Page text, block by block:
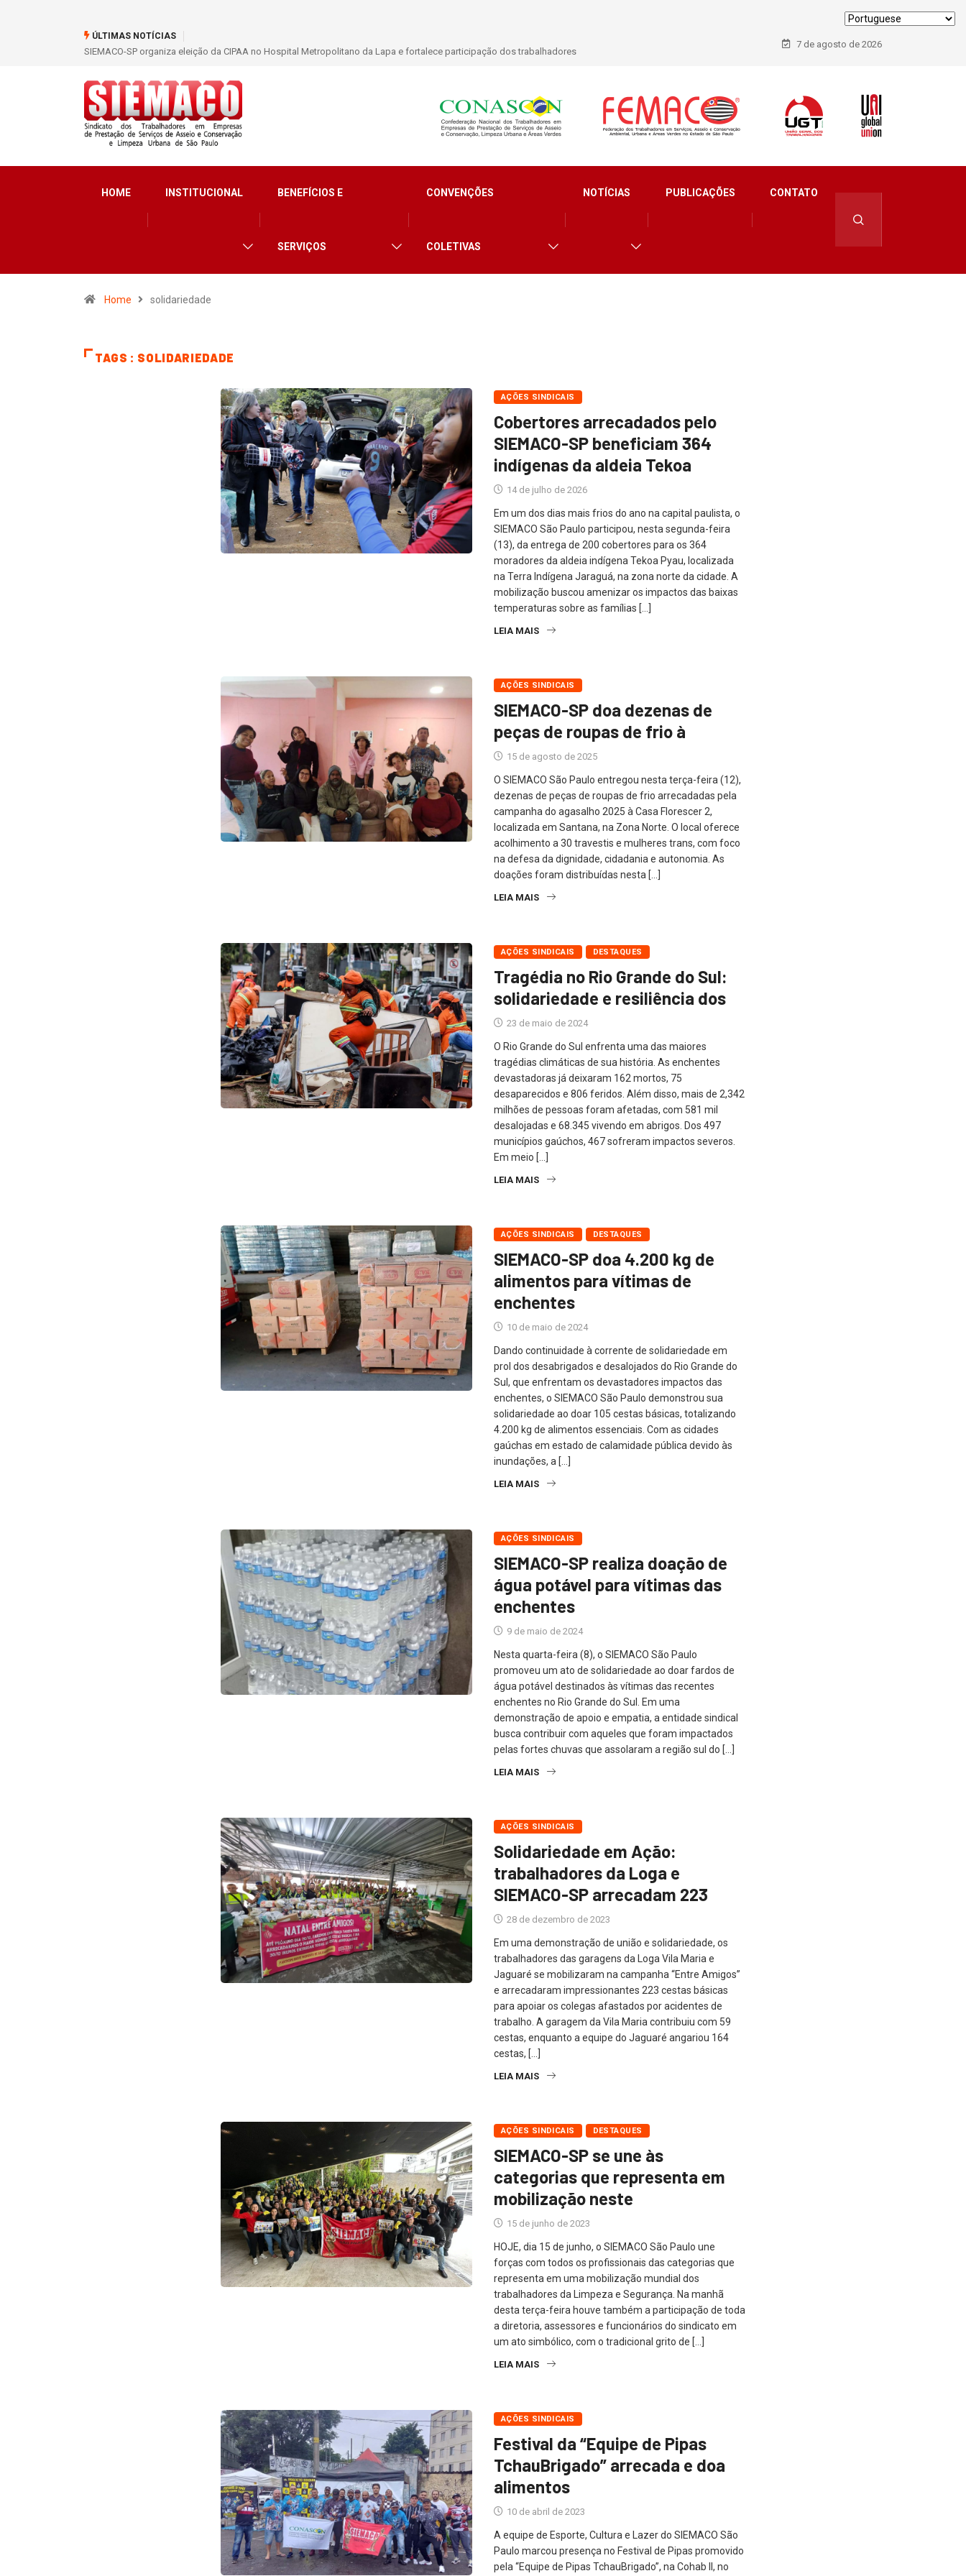
ÚLTIMAS NOTÍCIAS
SIEMACO São Paulo garante mais de 400 benefícios natalidade para trabalhadores do Asseio em 2026
7 de agosto de 2026
HOME INSTITUCIONAL BENEFÍCIOS E
SERVIÇOS
CONVENÇÕES
COLETIVAS
NOTÍCIAS PUBLICAÇÕES CONTATO
Home solidariedade
TAGS : SOLIDARIEDADE
AÇÕES SINDICAIS
Cobertores arrecadados pelo
SIEMACO-SP beneficiam 364
indígenas da aldeia Tekoa
14 de julho de 2026
Em um dos dias mais frios do ano na capital paulista, o
SIEMACO São Paulo participou, nesta segunda-feira
(13), da entrega de 200 cobertores para os 364
moradores da aldeia indígena Tekoa Pyau, localizada
na Terra Indígena Jaraguá, na zona norte da cidade. A
mobilização buscou amenizar os impactos das baixas
temperaturas sobre as famílias […]
LEIA MAIS
AÇÕES SINDICAIS
SIEMACO-SP doa dezenas de
peças de roupas de frio à
15 de agosto de 2025
O SIEMACO São Paulo entregou nesta terça-feira (12),
dezenas de peças de roupas de frio arrecadadas pela
campanha do agasalho 2025 à Casa Florescer 2,
localizada em Santana, na Zona Norte. O local oferece
acolhimento a 30 travestis e mulheres trans, com foco
na defesa da dignidade, cidadania e autonomia. As
doações foram distribuídas nesta […]
LEIA MAIS
AÇÕES SINDICAIS DESTAQUES
Tragédia no Rio Grande do Sul:
solidariedade e resiliência dos
23 de maio de 2024
O Rio Grande do Sul enfrenta uma das maiores
tragédias climáticas de sua história. As enchentes
devastadoras já deixaram 162 mortos, 75
desaparecidos e 806 feridos. Além disso, mais de 2,342
milhões de pessoas foram afetadas, com 581 mil
desalojadas e 68.345 vivendo em abrigos. Dos 497
municípios gaúchos, 467 sofreram impactos severos.
Em meio […]
LEIA MAIS
AÇÕES SINDICAIS DESTAQUES
SIEMACO-SP doa 4.200 kg de
alimentos para vítimas de
enchentes
10 de maio de 2024
Dando continuidade à corrente de solidariedade em
prol dos desabrigados e desalojados do Rio Grande do
Sul, que enfrentam os devastadores impactos das
enchentes, o SIEMACO São Paulo demonstrou sua
solidariedade ao doar 105 cestas básicas, totalizando
4.200 kg de alimentos essenciais. Com as cidades
gaúchas em estado de calamidade pública devido às
inundações, a […]
LEIA MAIS
AÇÕES SINDICAIS
SIEMACO-SP realiza doação de
água potável para vítimas das
enchentes
9 de maio de 2024
Nesta quarta-feira (8), o SIEMACO São Paulo
promoveu um ato de solidariedade ao doar fardos de
água potável destinados às vítimas das recentes
enchentes no Rio Grande do Sul. Em uma
demonstração de apoio e empatia, a entidade sindical
busca contribuir com aqueles que foram impactados
pelas fortes chuvas que assolaram a região sul do […]
LEIA MAIS
AÇÕES SINDICAIS
Solidariedade em Ação:
trabalhadores da Loga e
SIEMACO-SP arrecadam 223
28 de dezembro de 2023
Em uma demonstração de união e solidariedade, os
trabalhadores das garagens da Loga Vila Maria e
Jaguaré se mobilizaram na campanha “Entre Amigos”
e arrecadaram impressionantes 223 cestas básicas
para apoiar os colegas afastados por acidentes de
trabalho. A garagem da Vila Maria contribuiu com 59
cestas, enquanto a equipe do Jaguaré angariou 164
cestas, […]
LEIA MAIS
AÇÕES SINDICAIS DESTAQUES
SIEMACO-SP se une às
categorias que representa em
mobilização neste
15 de junho de 2023
HOJE, dia 15 de junho, o SIEMACO São Paulo une
forças com todos os profissionais das categorias que
representa em uma mobilização mundial dos
trabalhadores da Limpeza e Segurança. Na manhã
desta terça-feira houve também a participação de toda
a diretoria, assessores e funcionários do sindicato em
um ato simbólico, com o tradicional grito de […]
LEIA MAIS
AÇÕES SINDICAIS
Festival da “Equipe de Pipas
TchauBrigado” arrecada e doa
alimentos
10 de abril de 2023
A equipe de Esporte, Cultura e Lazer do SIEMACO São
Paulo marcou presença no Festival de Pipas promovido
pela “Equipe de Pipas TchauBrigado”, na Cohab II, no